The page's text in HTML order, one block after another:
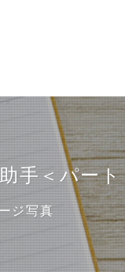
手＜パー
ジ写真